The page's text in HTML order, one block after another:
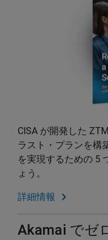
CISA が開発した
ラスト・プランを構
を実現するための 5
ょう。
詳細情報
Akamai でゼ